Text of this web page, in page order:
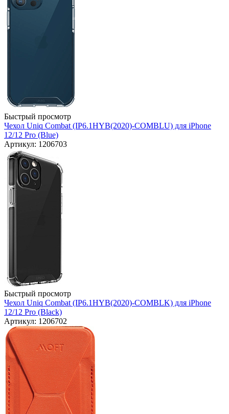
Быстрый просмотр
Чехол Uniq Combat (IP6.1HYB(2020)-COMBLU) для iPhone
12/12 Pro (Blue)
Артикул: 1206703
Быстрый просмотр
Чехол Uniq Combat (IP6.1HYB(2020)-COMBLK) для iPhone
12/12 Pro (Black)
Артикул: 1206702